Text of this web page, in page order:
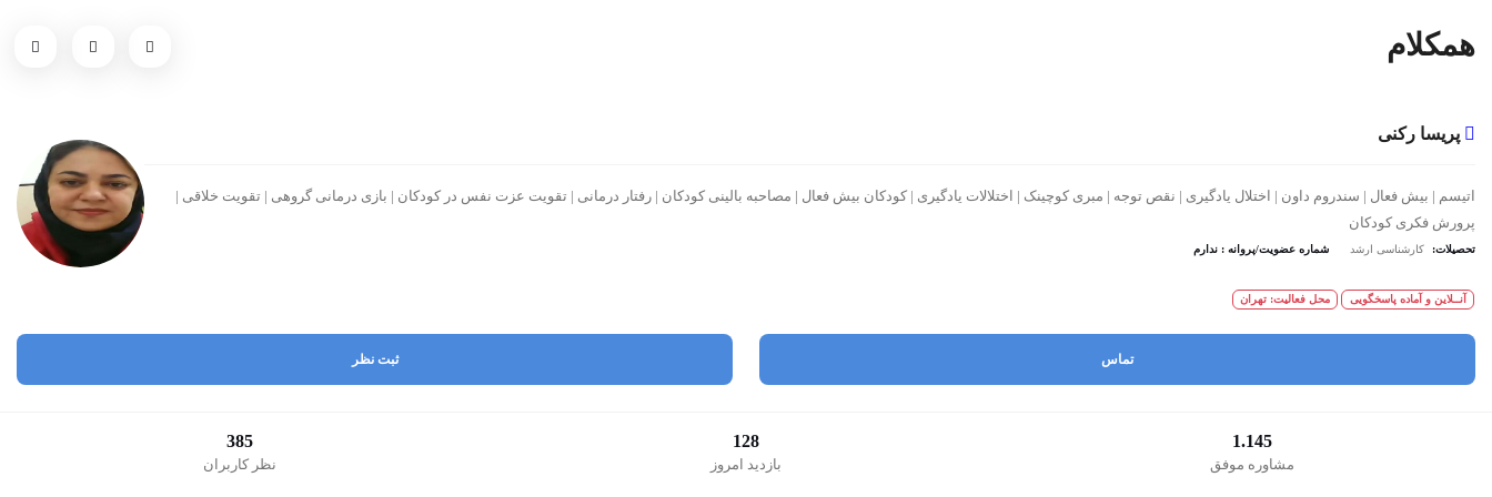
همکلام
پریسا رکنی
اتیسم | بیش فعال | سندروم داون | اختلال یادگیری | نقص توجه | مبری کوچینک | اختلالات یادگیری | کودکان بیش فعال | مصاحبه بالینی کودکان | رفتار درمانی | تقویت عزت نفس در کودکان | بازی درمانی گروهی | تقویت خلاقی |
پرورش فکری کودکان
تحصیلات: کارشناسی ارشد شماره عضویت/پروانه : ندارم
آنــلاین و آماده پاسخگویی محل فعالیت: تهران
تماس ثبت نظر
1.145
مشاوره موفق
128
بازدید امروز
385
نظر کاربران